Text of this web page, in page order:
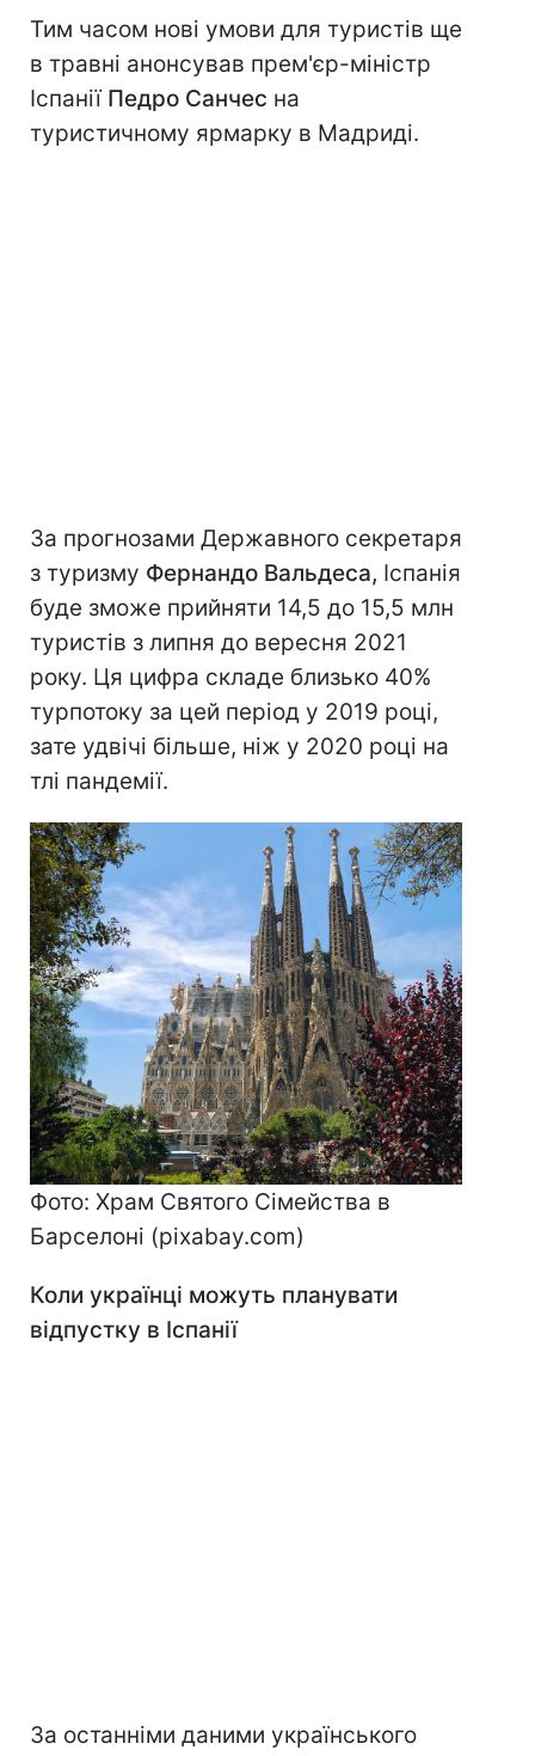
Тим часом нові умови для туристів ще
в травні анонсував прем'єр-міністр
Іспанії Педро Санчес на
туристичному ярмарку в Мадриді.
За прогнозами Державного секретаря
з туризму Фернандо Вальдеса, Іспанія
буде зможе прийняти 14,5 до 15,5 млн
туристів з липня до вересня 2021
року. Ця цифра складе близько 40%
турпотоку за цей період у 2019 році,
зате удвічі більше, ніж у 2020 році на
тлі пандемії.
Фото: Храм Святого Сімейства в
Барселоні (pixabay.com)
Коли українці можуть планувати
відпустку в Іспанії
За останніми даними українського